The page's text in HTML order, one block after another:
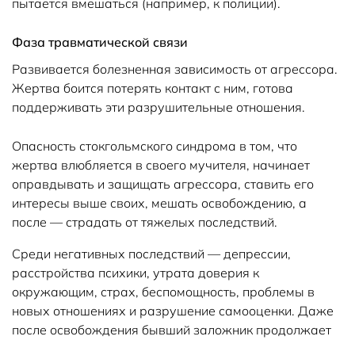
пытается вмешаться (например, к полиции).
Фаза травматической связи
Развивается болезненная зависимость от агрессора.
Жертва боится потерять контакт с ним, готова
поддерживать эти разрушительные отношения.
Опасность стокгольмского синдрома в том, что
жертва влюбляется в своего мучителя, начинает
оправдывать и защищать агрессора, ставить его
интересы выше своих, мешать освобождению, а
после — страдать от тяжелых последствий.
Среди негативных последствий — депрессии,
расстройства психики, утрата доверия к
окружающим, страх, беспомощность, проблемы в
новых отношениях и разрушение самооценки. Даже
после освобождения бывший заложник продолжает